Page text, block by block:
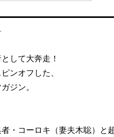
して大奔走！
ンオフした、
ジン。
・コーロキ（妻夫木聡）と